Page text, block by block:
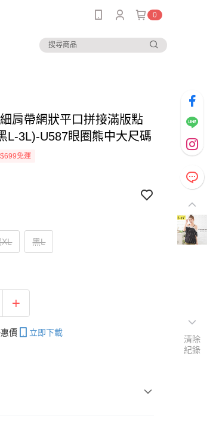
0
肩帶網狀平口拼接滿版點
L-3L)-U587眼圈熊中大尺碼
免運
XL 黑L
價 立即下載
清除
紀錄